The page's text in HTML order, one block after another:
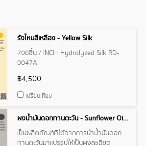
รังไหมสีเหลือง - Yellow Silk
700ชิ้น / INCI : Hydrolyzed Silk RD-
0047A
฿4,500
เปรียบเทียบ
ผงน้ำมันดอกทานตะวัน - Sunflower Oil Powder
เป็นผลิตภัณฑ์ที่ได้จากการนำน้ำมันดอก
ทานตะวันมาแปรรูปให้เป็นผงละเอียด